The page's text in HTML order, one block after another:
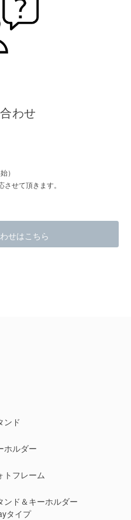
わせ
）
せて頂きます。
せはこちら
ンド
ホルダー
トフレーム
ンド＆キーホルダー
タイプ